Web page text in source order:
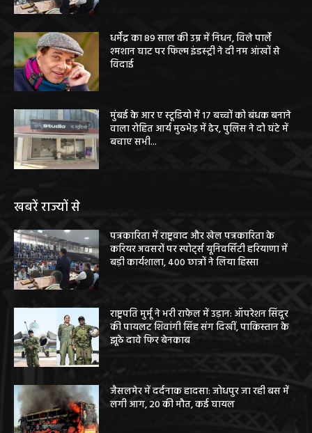
धर्मेंद्र का 89 साल की उम्र में निधन, विले पार्ले
श्मशान घाट पर फिल्म इंडस्ट्री ने दी नम आंखों से
विदाई
मुंबई के आर ए स्टूडियो में 17 बच्चों को बंधक बनाने
वाला रोहित आर्य मुठभेड़ में ढेर, पुलिस ने दो घंटे में
बचाए सभी...
खबरें राज्यों से
पत्रकारिता में राष्ट्रवाद और खेल पत्रकारिता के
करियर अवसरों पर स्पोर्ट्स यूनिवर्सिटी हरियाणा में
बड़ी कार्यशाला, 400 छात्रों ने लिया हिस्सा
राष्ट्रपति मुर्मू ने भरी राफेल में उड़ान: ऑपरेशन सिंदूर
की पायलट शिवांगी सिंह संग दिखीं, पाकिस्तान के
झूठे दावे फिर बेनकाब
जैसलमेर में दर्दनाक हादसा: जोधपुर जा रही बस में
लगी आग, 20 की मौत, कई घायल